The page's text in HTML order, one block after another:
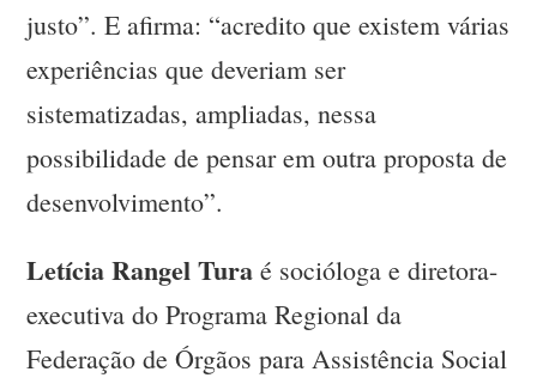
justo”. E afirma: “acredito que existem várias
experiências que deveriam ser
sistematizadas, ampliadas, nessa
possibilidade de pensar em outra proposta de
desenvolvimento”.
Letícia Rangel Tura é socióloga e diretora-
executiva do Programa Regional da
Federação de Órgãos para Assistência Social